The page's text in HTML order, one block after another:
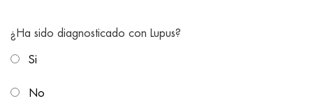
¿Ha sido diagnosticado con Lupus?
Si
No